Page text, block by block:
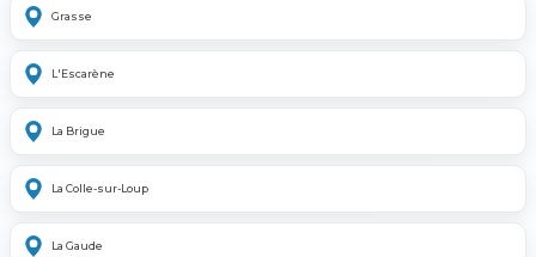
Grasse
L'Escarène
La Brigue
La Colle-sur-Loup
La Gaude